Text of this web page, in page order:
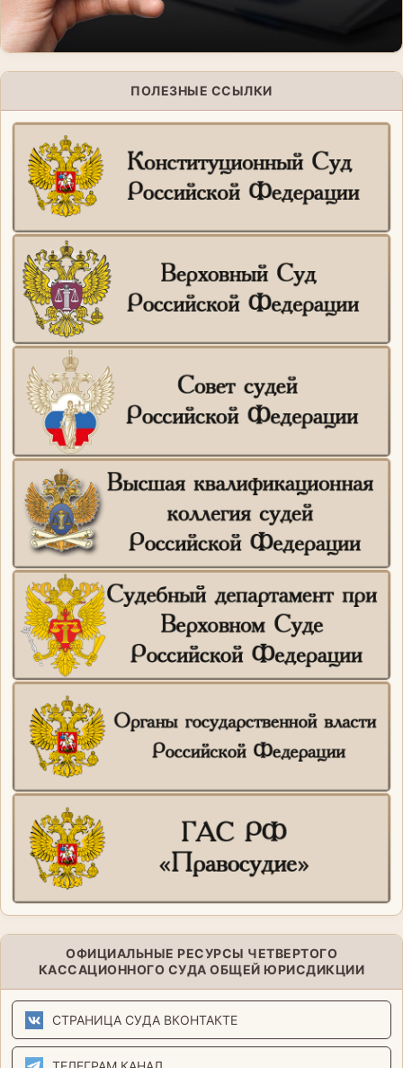
ПОЛЕЗНЫЕ ССЫЛКИ
ОФИЦИАЛЬНЫЕ РЕСУРСЫ ЧЕТВЕРТОГО
КАССАЦИОННОГО СУДА ОБЩЕЙ ЮРИСДИКЦИИ
СТРАНИЦА СУДА ВКОНТАКТЕ